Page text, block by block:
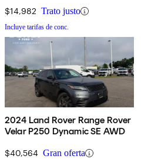
$14,982 Trato justo
Incluye tarifas de conc.
2024 Land Rover Range Rover
Velar P250 Dynamic SE AWD
$40,564 Gran oferta